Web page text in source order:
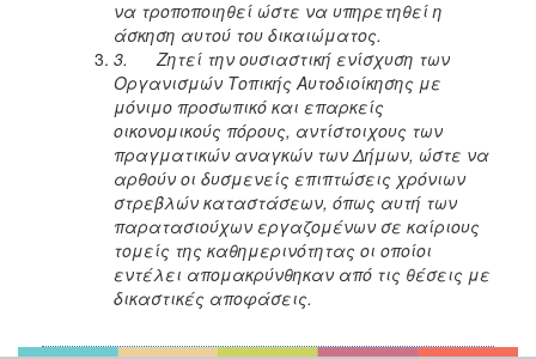
να τροποποιηθεί ώστε να υπηρετηθεί η
άσκηση αυτού του δικαιώματος.
3. Ζητεί την ουσιαστική ενίσχυση των
Οργανισμών Τοπικής Αυτοδιοίκησης με
μόνιμο προσωπικό και επαρκείς
οικονομικούς πόρους, αντίστοιχους των
πραγματικών αναγκών των Δήμων, ώστε να
αρθούν οι δυσμενείς επιπτώσεις χρόνιων
στρεβλών καταστάσεων, όπως αυτή των
παρατασιούχων εργαζομένων σε καίριους
τομείς της καθημερινότητας οι οποίοι
εντέλει απομακρύνθηκαν από τις θέσεις με
δικαστικές αποφάσεις.